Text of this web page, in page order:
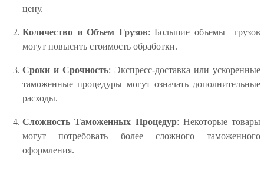
цену.
Количество и Объем Грузов: Большие объемы грузов
могут повысить стоимость обработки.
Сроки и Срочность: Экспресс-доставка или ускоренные
таможенные процедуры могут означать дополнительные
расходы.
Сложность Таможенных Процедур: Некоторые товары
могут потребовать более сложного таможенного
оформления.